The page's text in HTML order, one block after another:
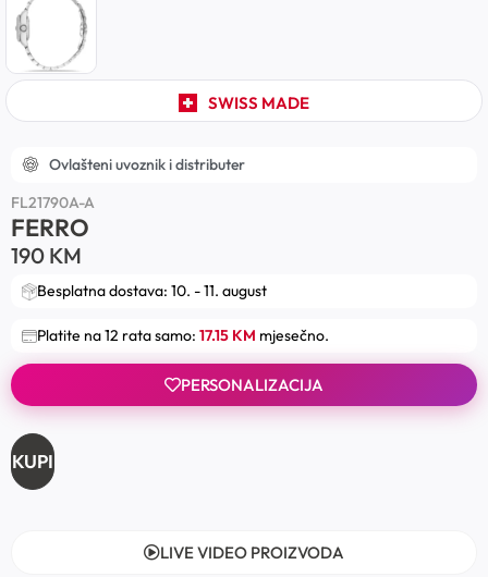
SWISS MADE
Ovlašteni uvoznik i distributer
FL21790A-A
FERRO
190 KM
Besplatna dostava: 10. - 11. august
Platite na 12 rata samo: 17.15 KM mjesečno.
PERSONALIZACIJA
KUPI
LIVE VIDEO PROIZVODA